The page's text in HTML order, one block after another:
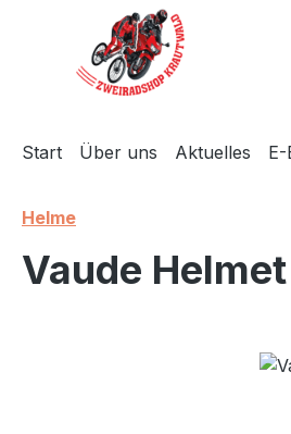
Hauptinhalt springen
Zur Suche springen
Zur Hauptnavigation springen
Start Über uns Aktuelles E-
Helme
Vaude